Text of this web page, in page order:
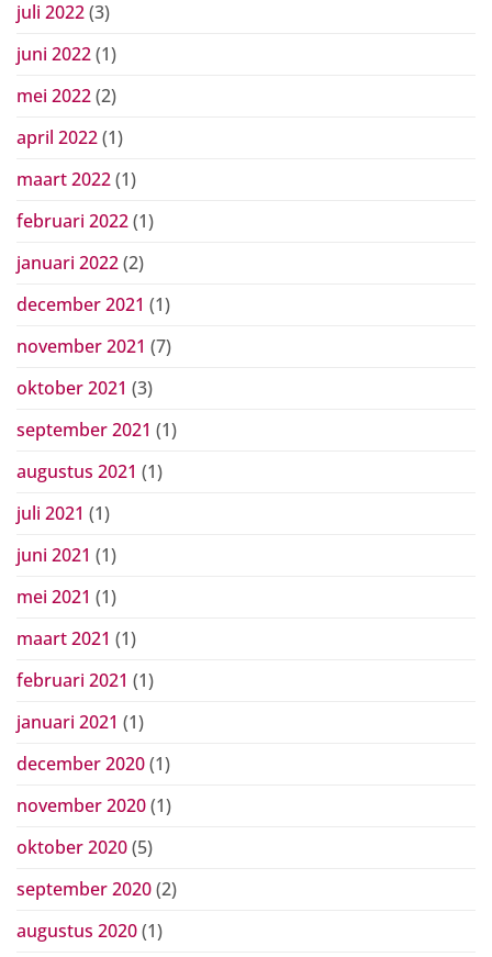
juli 2022(3)
juni 2022(1)
mei 2022(2)
april 2022(1)
maart 2022(1)
februari 2022(1)
januari 2022(2)
december 2021 (1)
november 2021 (7)
oktober 2021 (3)
september 2021 (1)
augustus 2021 (1)
juli 2021 (1)
juni 2021 (1)
mei 2021 (1)
maart 2021 (1)
februari 2021 (1)
januari 2021 (1)
december 2020(1)
november 2020(1)
oktober 2020(5)
september 2020(2)
augustus 2020(1)